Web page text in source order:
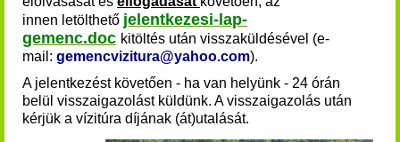
innen letölthető jelentkezesi-lap-
gemenc.doc kitöltés után visszaküldésével (e-
mail: gemencvizitura@yahoo.com).
A jelentkezést követően - ha van helyünk - 24 órán
belül visszaigazolást küldünk. A visszaigazolás után
kérjük a vízitúra díjának (át)utalását.